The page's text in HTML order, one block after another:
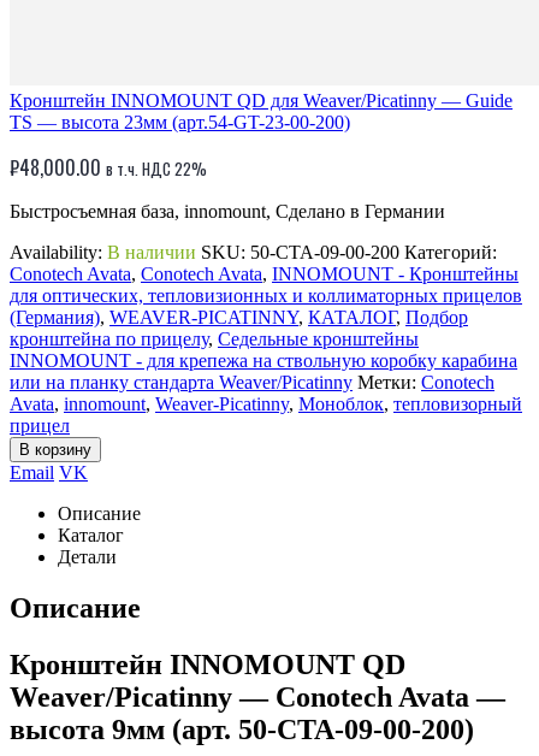
Кронштейн INNOMOUNT QD для Weaver/Picatinny — Guide
TS — высота 23мм (арт.54-GT-23-00-200)
₽48,000.00 в т.ч. НДС 22%
Быстросъемная база, innomount, Сделано в Германии
Availability: В наличии SKU: 50-CTA-09-00-200 Категорий:
Conotech Avata, Conotech Avata, INNOMOUNT - Кронштейны
для оптических, тепловизионных и коллиматорных прицелов
(Германия), WEAVER-PICATINNY, КАТАЛОГ, Подбор
кронштейна по прицелу, Седельные кронштейны
INNOMOUNT - для крепежа на ствольную коробку карабина
или на планку стандарта Weaver/Picatinny Метки: Conotech
Avata, innomount, Weaver-Picatinny, Моноблок, тепловизорный
прицел
В корзину
Email VK
Описание
Каталог
Детали
Описание
Кронштейн INNOMOUNT QD
Weaver/Picatinny — Conotech Avata —
высота 9мм (арт. 50-CTA-09-00-200)